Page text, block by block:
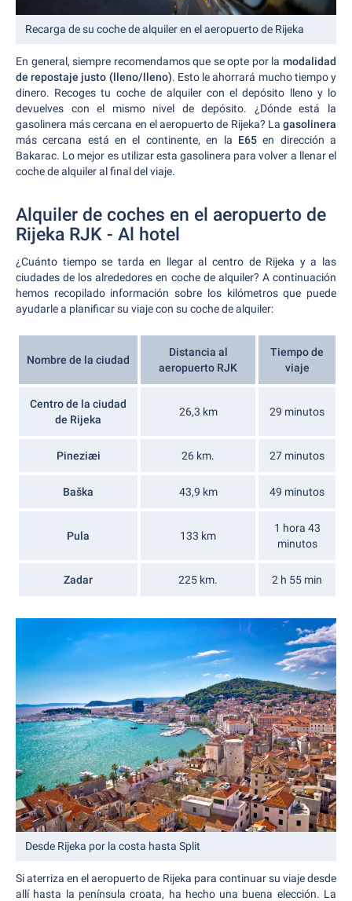
Recarga de su coche de alquiler en el aeropuerto de Rijeka
En general, siempre recomendamos que se opte por la modalidad
de repostaje justo (lleno/lleno). Esto le ahorrará mucho tiempo y
dinero. Recoges tu coche de alquiler con el depósito lleno y lo
devuelves con el mismo nivel de depósito. ¿Dónde está la
gasolinera más cercana en el aeropuerto de Rijeka? La gasolinera
más cercana está en el continente, en la E65en dirección a
Bakarac. Lo mejor es utilizar esta gasolinera para volver a llenar el
coche de alquiler al final del viaje.
Alquiler de coches en el aeropuerto de
Rijeka RJK - Al hotel
¿Cuánto tiempo se tarda en llegar al centro de Rijeka y a las
ciudades de los alrededores en coche de alquiler? A continuación
hemos recopilado información sobre los kilómetros que puede
ayudarle a planificar su viaje con su coche de alquiler:
Nombre de la ciudad
Distancia al
aeropuerto RJK
Tiempo de
viaje
Centro de la ciudad
de Rijeka
26,3 km 29 minutos
Pineziæi 26 km. 27 minutos
Baška 43,9 km 49 minutos
Pula 133 km
1 hora 43
minutos
Zadar 225 km. 2 h 55 min
Desde Rijeka por la costa hasta Split
Si aterriza en el aeropuerto de Rijeka para continuar su viaje desde
allí hasta la península croata, ha hecho una buena elección. La